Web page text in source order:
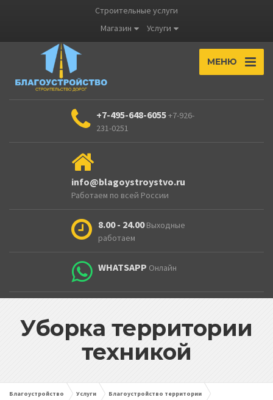
Строительные услуги
Магазин
Услуги
МЕНЮ
+7-495-648-6055+7-926-
231-0251
info@blagoystroystvo.ru
Работаем по всей России
8.00 - 24.00 Выходные
работаем
WHATSAPP Онлайн
Уборка территории
техникой
Благоустройство Услуги Благоустройство территории